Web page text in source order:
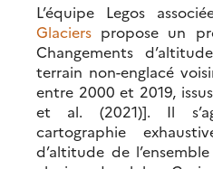
L’équipe Legos
Glaciers propose un
Changements
terrain non-englacé
entre 2000 et 2019,
et al. (2021)]. Il
cartographie
d’altitude de